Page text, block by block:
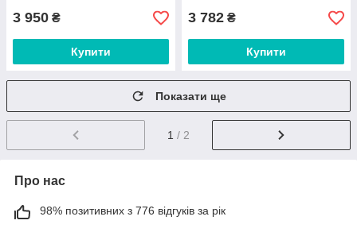
3 950 ₴
Купити
3 782 ₴
Купити
Показати ще
1 / 2
Про нас
98% позитивних з 776 відгуків за рік